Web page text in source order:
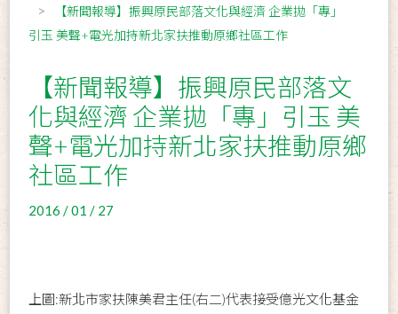
【新聞報導】振興原民部落文化與經濟 企業拋「專」
引玉 美聲+電光加持新北家扶推動原鄉社區工作
【新聞報導】振興原民部落文
化與經濟 企業拋「專」引玉 美
聲+電光加持新北家扶推動原鄉
社區工作
2016 / 01 / 27
上圖:新北市家扶陳美君主任(右二)代表接受億光文化基金